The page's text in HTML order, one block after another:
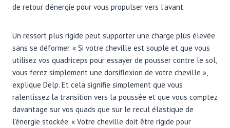
de retour d’énergie pour vous propulser vers l’avant.
Un ressort plus rigide peut supporter une charge plus élevée
sans se déformer. « Si votre cheville est souple et que vous
utilisez vos quadriceps pour essayer de pousser contre le sol,
vous ferez simplement une dorsiflexion de votre cheville »,
explique Delp. Et cela signifie simplement que vous
ralentissez la transition vers la poussée et que vous comptez
davantage sur vos quads que sur le recul élastique de
l’énergie stockée. « Votre cheville doit être rigide pour